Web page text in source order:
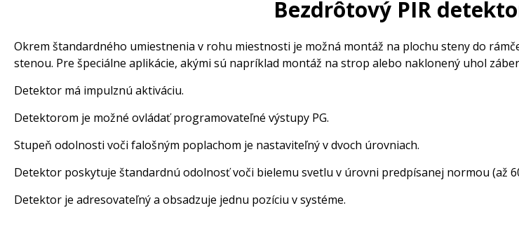
Bezdrôtový PIR
Okrem štandardného umiestnenia v rohu miestnosti je možná montáž na plochu steny do
stenou. Pre špeciálne aplikácie, akými sú napríklad montáž na strop alebo naklonený uhol
Detektor má impulznú aktiváciu.
Detektorom je možné ovládať programovateľné výstupy PG.
Stupeň odolnosti voči falošným poplachom je nastaviteľný v dvoch úrovniach.
Detektor poskytuje štandardnú odolnosť voči bielemu svetlu v úrovni predpísanej normou (až
Detektor je adresovateľný a obsadzuje jednu pozíciu v systéme.